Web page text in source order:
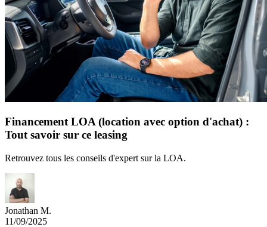
Financement LOA (location avec option d'achat) :
Tout savoir sur ce leasing
Retrouvez tous les conseils d'expert sur la LOA.
Jonathan M.
11/09/2025